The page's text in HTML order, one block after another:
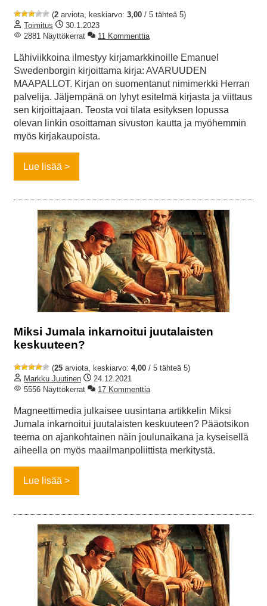
(2 arviota, keskiarvo: 3,00 / 5 tähteä 5)
Toimitus
30.1.2023
2881 Näyttökerrat
11 Kommenttia
Lähiviikkoina ilmestyy kirjamarkkinoille Emanuel
Swedenborgin kirjoittama kirja: AVARUUDEN
MAAPALLOT. Kirjan on suomentanut nimimerkki Herran
palvelija. Jäljempänä on lyhyt esitelmä kirjasta ja viittaus
sen kirjoittajaan. Teosta voi tilata esityksen lopussa
olevan linkin osoittaman sivuston kautta ja myöhemmin
myös kirjakaupoista.
Lue lisää
Miksi Jumala inkarnoitui juutalaisten
keskuuteen?
(25 arviota, keskiarvo: 4,00 / 5 tähteä 5)
Markku Juutinen
24.12.2021
5556 Näyttökerrat
17 Kommenttia
Magneettimedia julkaisee uusintana artikkelin Miksi
Jumala inkarnoitui juutalaisten keskuuteen? Pääotsikon
teema on ajankohtainen näin joulunaikana ja kyseisellä
aiheella on myös maailmanpoliittista merkitystä.
Lue lisää